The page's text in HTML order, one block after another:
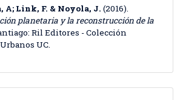
A; Link, F. & Noyola, J. (2016).
planetaria y la reconstrucción de la
Ril Editores - Colección
UC.